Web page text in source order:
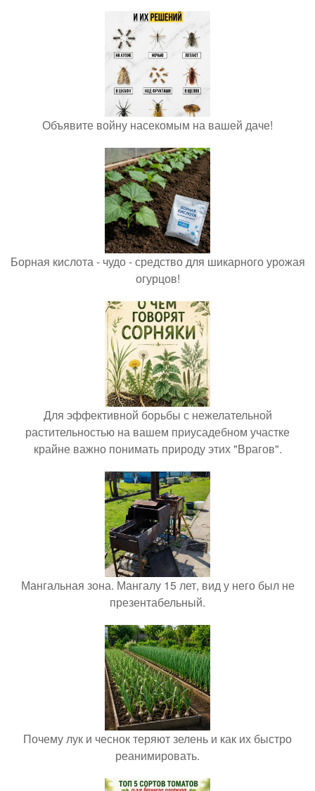
Объявите войну насекомым на вашей даче!
Борная кислота - чудо - средство для шикарного урожая
огурцов!
Для эффективной борьбы с нежелательной
растительностью на вашем приусадебном участке
крайне важно понимать природу этих "Врагов".
Мангальная зона. Мангалу 15 лет, вид у него был не
презентабельный.
Почему лук и чеснок теряют зелень и как их быстро
реанимировать.